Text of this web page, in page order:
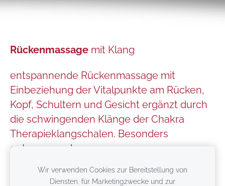
Rückenmassage mit Klang
entspannende Rückenmassage mit
Einbeziehung der Vitalpunkte am Rücken,
Kopf, Schultern und Gesicht ergänzt durch
die schwingenden Klänge der Chakra
Therapieklangschalen. Besonders
entspannend.
60Min. 60€
Wir verwenden Cookies zur Bereitstellung von
Diensten, für Marketingzwecke und zur